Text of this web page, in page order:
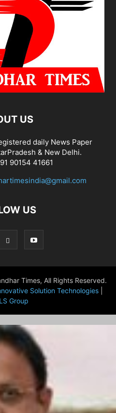
US
daily News Paper
& New Delhi.
90154 41661
US
Times, All Rights Reserved.
Solution Technologies
Group